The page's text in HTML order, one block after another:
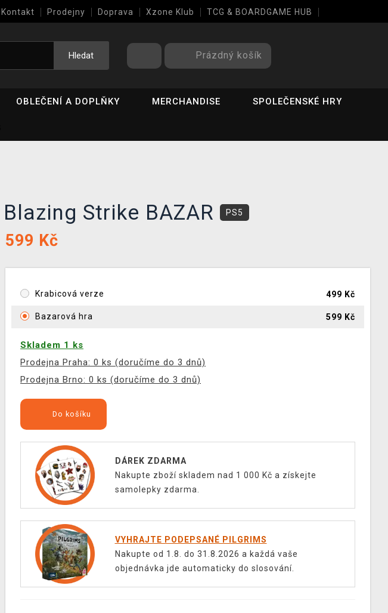
Kontakt Prodejny Doprava Xzone Klub TCG & BOARDGAME HUB
Hledat Prázdný košík
OBLEČENÍ A DOPLŇKY MERCHANDISE SPOLEČENSKÉ HRY
Blazing Strike BAZAR PS5
599 Kč
Krabicová verze 499 Kč
Bazarová hra 599 Kč
Skladem 1 ks
Prodejna Praha: 0 ks (doručíme do 3 dnů)
Prodejna Brno: 0 ks (doručíme do 3 dnů)
Do košíku
DÁREK ZDARMA
Nakupte zboží skladem nad 1 000 Kč a získejte
samolepky zdarma.
VYHRAJTE PODEPSANÉ PILGRIMS
Nakupte od 1.8. do 31.8.2026 a každá vaše
objednávka jde automaticky do slosování.